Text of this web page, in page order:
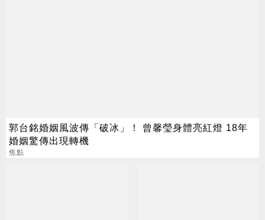
郭台銘婚姻風波傳「破冰」！ 曾馨瑩身體亮紅燈 18年
婚姻驚傳出現轉機
焦點